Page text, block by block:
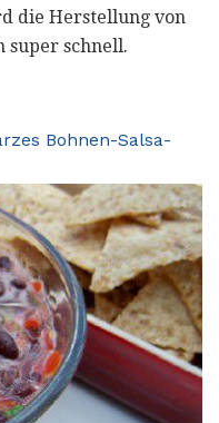
die Herstellung von
super schnell.
Bohnen-Salsa-